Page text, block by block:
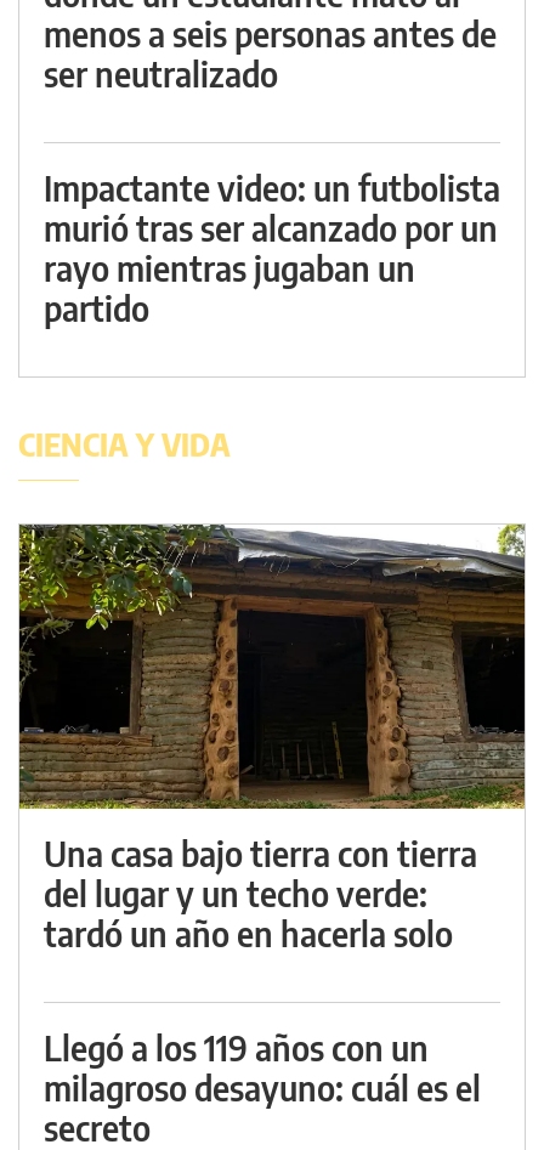
menos a seis personas antes de
ser neutralizado
Impactante video: un futbolista
murió tras ser alcanzado por un
rayo mientras jugaban un
partido
CIENCIA Y VIDA
Una casa bajo tierra con tierra
del lugar y un techo verde:
tardó un año en hacerla solo
Llegó a los 119 años con un
milagroso desayuno: cuál es el
secreto